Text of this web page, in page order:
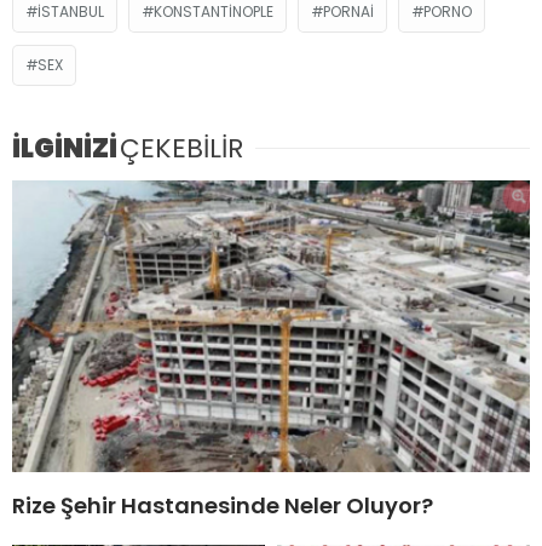
ISTANBUL KONSTANTINOPLE PORNAI PORNO
SEX
İLGİNİZİÇEKEBİLİR
Rize Şehir Hastanesinde Neler Oluyor?